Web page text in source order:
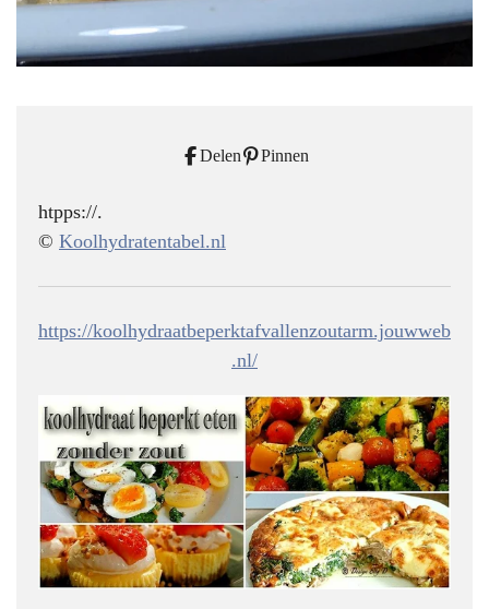
Delen Pinnen
htpps://.
© Koolhydratentabel.nl
https://koolhydraatbeperktafvallenzoutarm.jouwweb
.nl/